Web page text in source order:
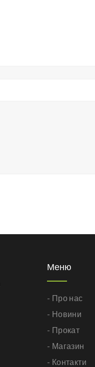
Меню
- Про нас
- Новини
- Прокат
- Магазин
- Контакти